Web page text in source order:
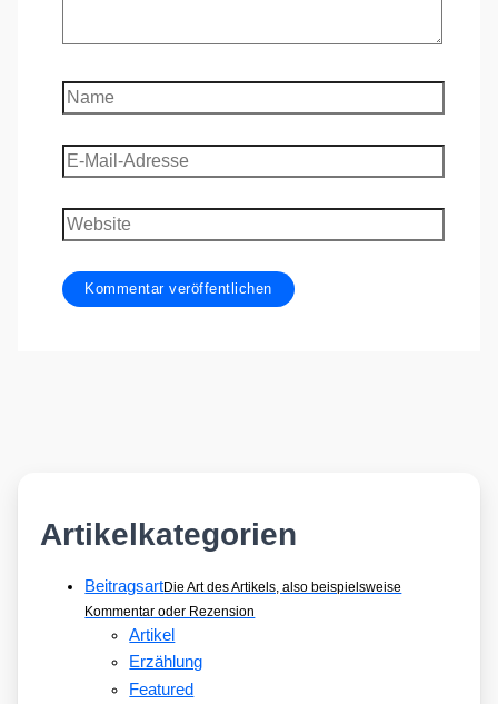
Name
E-
Mail-
Adresse
Website
Artikelkategorien
BeitragsartDie Art des Artikels, also beispielsweise
Kommentar oder Rezension
Artikel
Erzählung
Featured